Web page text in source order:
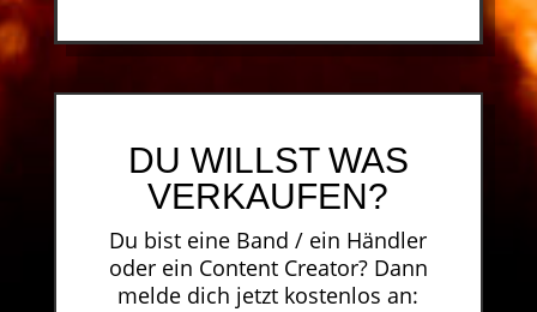
DU WILLST WAS
VERKAUFEN?
Du bist eine Band / ein Händler
oder ein Content Creator? Dann
melde dich jetzt kostenlos an: